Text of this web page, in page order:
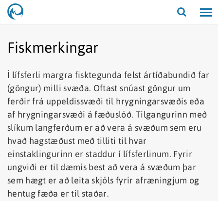
Opna/
Fiskmerkingar
Í lífsferli margra fisktegunda felst ártíðabundið far
(göngur) milli svæða. Oftast snúast göngur um
ferðir frá uppeldissvæði til hrygningarsvæðis eða
af hrygningarsvæði á fæðuslóð. Tilgangurinn með
slíkum langferðum er að vera á svæðum sem eru
hvað hagstæðust með tilliti til hvar
einstaklingurinn er staddur í lífsferlinum. Fyrir
ungviði er til dæmis best að vera á svæðum þar
sem hægt er að leita skjóls fyrir afræningjum og
hentug fæða er til staðar.